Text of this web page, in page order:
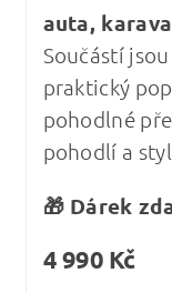
auta,
Součástí
praktický
pohodlné
pohodlí a
🎁 Dárek
4 990 Kč